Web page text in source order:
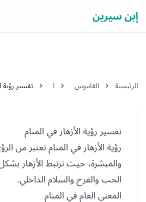
إبن سيرين
الرئيسية القاموس ا تفسير رؤية
تفسير رؤية الأزهار في المنام
رؤية الأزهار في المنام تعتبر من
والمبشرة، حيث ترتبط الأزهار
الحب والفرح والسلام الداخلي.
المعنى العام في المنام